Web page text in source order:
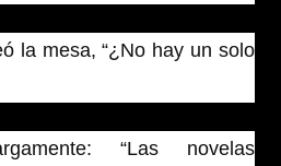
la mesa, “¿No hay un solo
“Las novelas